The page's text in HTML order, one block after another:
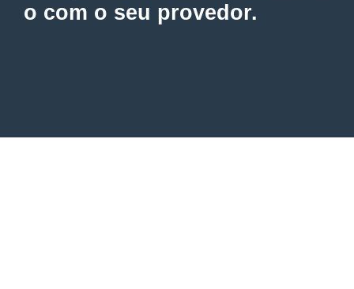
o com o seu provedor.